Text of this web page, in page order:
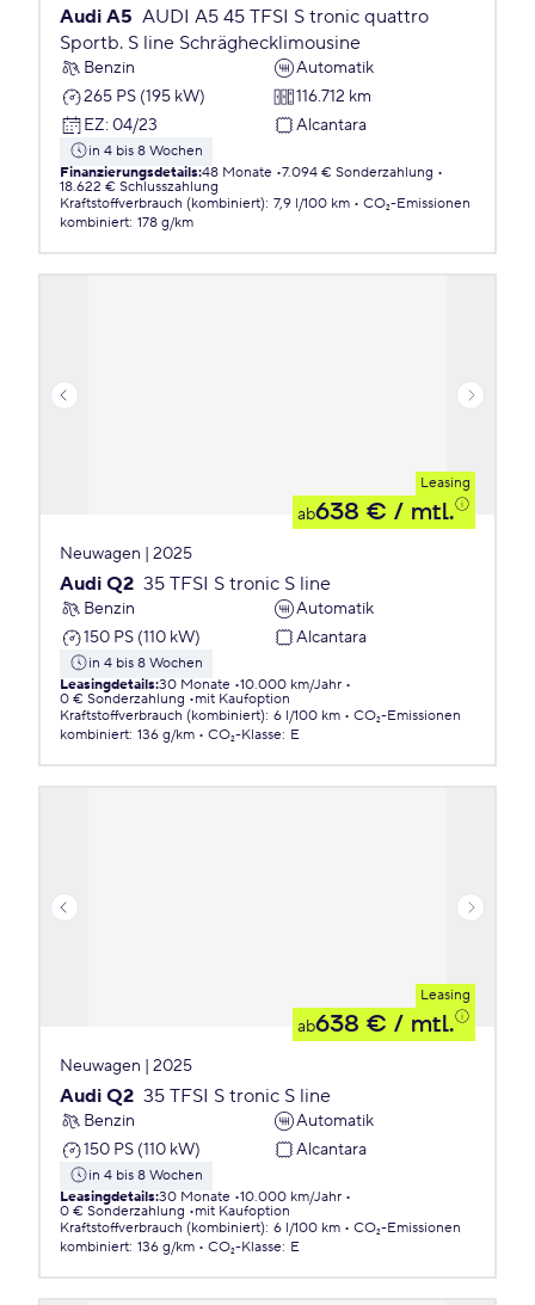
Audi A5 AUDI A5 45 TFSI S tronic quattro
Sportb. S line Schräghecklimousine
Benzin
Automatik
265 PS (195 kW)
116.712 km
EZ: 04/23 Alcantara
in 4 bis 8 Wochen
Finanzierungsdetails:48 Monate 7.094 € Sonderzahlung
18.622 € Schlusszahlung
Kraftstoffverbrauch (kombiniert): 7,9 l/100 km
CO₂-Emissionen
kombiniert: 178 g/km
Leasing
ab638 € / mtl.
Neuwagen | 2025
Audi Q2 35 TFSI S tronic S line
Benzin
Automatik
150 PS (110 kW)
Alcantara
in 4 bis 8 Wochen
Leasingdetails:30 Monate 10.000 km/Jahr
0 € Sonderzahlung
mit Kaufoption
Kraftstoffverbrauch (kombiniert): 6 l/100 km
CO₂-Emissionen
kombiniert: 136 g/km CO₂-Klasse: E
Leasing
ab638 € / mtl.
Neuwagen | 2025
Audi Q2 35 TFSI S tronic S line
Benzin
Automatik
150 PS (110 kW)
Alcantara
in 4 bis 8 Wochen
Leasingdetails:30 Monate 10.000 km/Jahr
0 € Sonderzahlung
mit Kaufoption
Kraftstoffverbrauch (kombiniert): 6 l/100 km
CO₂-Emissionen
kombiniert: 136 g/km CO₂-Klasse: E